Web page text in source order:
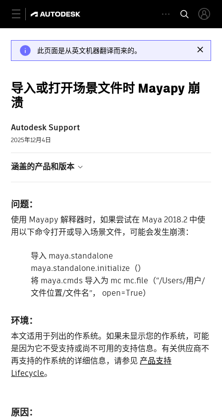
此页面是从英文机器翻译而来的。
导入或打开场景文件时 Mayapy 崩
溃
Autodesk Support
2025年12月4日
涵盖的产品和版本
问题：
使用 Mayapy 解释器时，如果尝试在 Maya 2018.2 中使
用以下命令打开或导入场景文件，可能会发生崩溃：
导入 maya.standalone
maya.standalone.initialize（）
将 maya.cmds 导入为 mc mc.file（“/Users/用户/
文件位置/文件名”， open=True）
环境：
本文适用于列出的作系统。如果未显示您的作系统，可能
是因为它不受支持或尚不可用的支持信息。有关供应商不
再支持的作系统的详细信息，请参见 产品支持
Lifecycle。
原因：